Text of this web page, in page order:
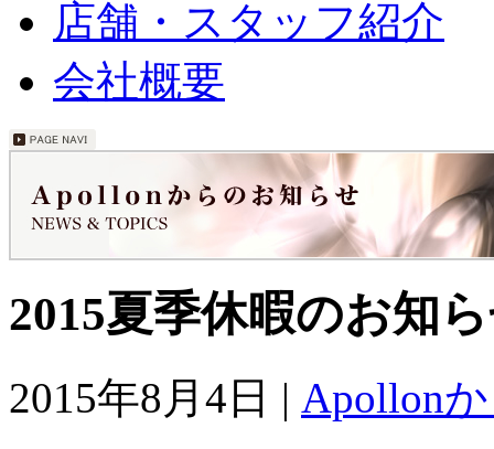
店舗・スタッフ紹介
会社概要
2015夏季休暇のお知
2015年8月4日 | Apollon